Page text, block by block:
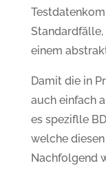
einem
Damit die in
auch einfach
es speziflle
welche
Nachfolgend